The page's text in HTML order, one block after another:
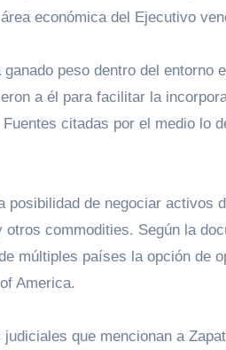
económica del Ejecutivo
peso dentro del entorno
a él para facilitar la
citadas por el medio lo
de negociar activos
commodities. Según la
múltiples países la opción de
America.
que mencionan a